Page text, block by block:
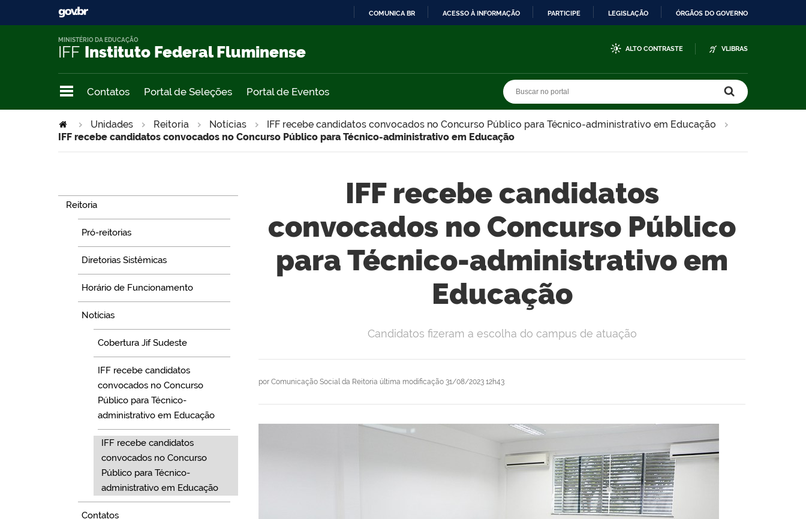
COMUNICA BR ACESSO À INFORMAÇÃO PARTICIPE LEGISLAÇÃO ÓRGÃOS DO GOVERNO
IFF Instituto Federal Fluminense
MINISTÉRIO DA EDUCAÇÃO
ALTO CONTRASTE VLIBRAS
Contatos Portal de Seleções Portal de Eventos
Unidades Reitoria Notícias IFF recebe candidatos convocados no Concurso Público para Técnico-administrativo em Educação
>
IFF recebe candidatos convocados no Concurso Público para Técnico-administrativo em Educação
Reitoria
Pró-reitorias
Diretorias Sistêmicas
Horário de Funcionamento
Notícias
Cobertura Jif Sudeste
IFF recebe candidatos
convocados no Concurso
Público para Técnico-
administrativo em Educação
IFF recebe candidatos
convocados no Concurso
Público para Técnico-
administrativo em Educação
Contatos
IFF recebe candidatos
convocados no Concurso Público
para Técnico-administrativo em
Educação
por Comunicação Social da Reitoria última modificação 31/08/2023 12h43
Candidatos fizeram a escolha do campus de atuação